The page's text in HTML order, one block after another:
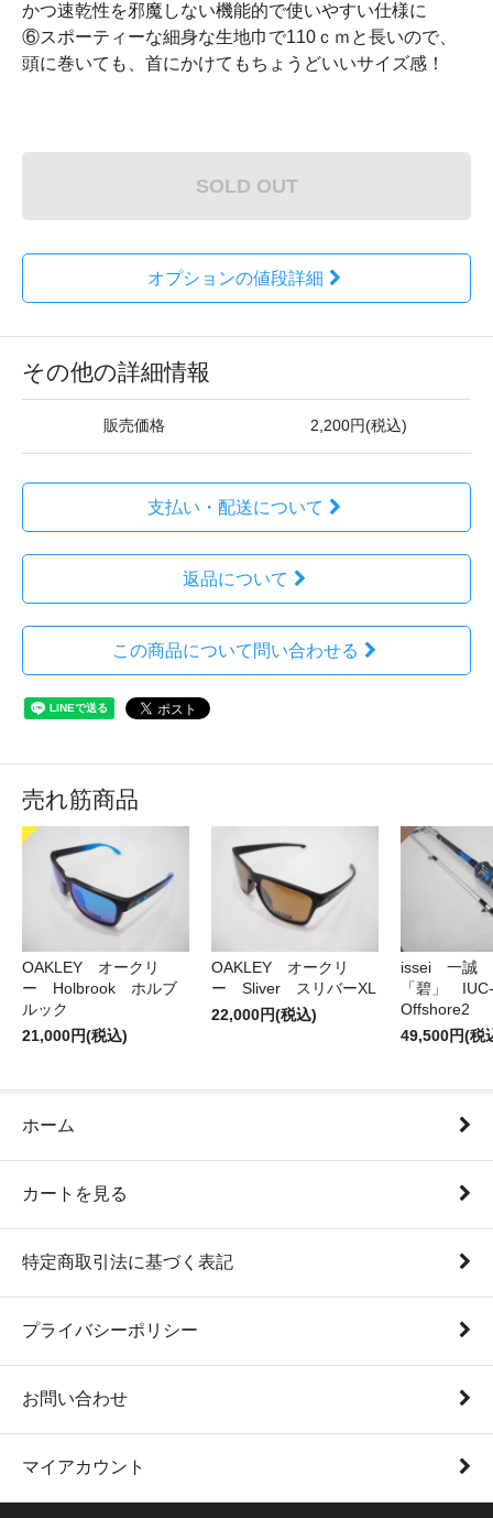
かつ速乾性を邪魔しない機能的で使いやすい仕様に
⑥スポーティーな細身な生地巾で110ｃｍと長いので、
頭に巻いても、首にかけてもちょうどいいサイズ感！
SOLD OUT
オプションの値段詳細
その他の詳細情報
販売価格 2,200円(税込)
支払い・配送について
返品について
この商品について問い合わせる
売れ筋商品
OAKLEY オークリ
ー Holbrook ホルブ
ルック
21,000円(税込)
OAKLEY オークリ
ー Sliver スリバーXL
22,000円(税込)
issei 一
「碧」
Offshore2
49,500円(税
ホーム
カートを見る
特定商取引法に基づく表記
プライバシーポリシー
お問い合わせ
マイアカウント